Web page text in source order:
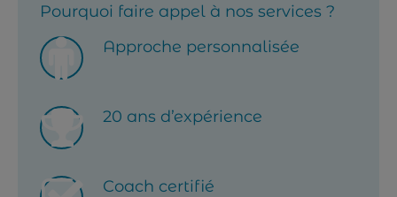
Pourquoi faire appel à nos services ?
Approche personnalisée
20 ans d’expérience
Coach certifié